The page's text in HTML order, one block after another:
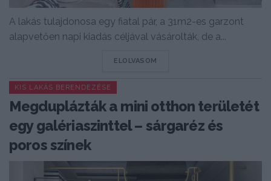
A lakás tulajdonosa egy fiatal pár, a 31m2-es garzont
alapvetően napi kiadás céljával vásárolták, de a...
ELOLVASOM
KIS LAKÁS BERENDEZÉSE
Megduplázták a mini otthon területét
egy galériaszinttel – sárgaréz és
poros színek